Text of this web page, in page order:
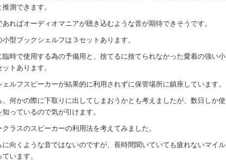
測できます。
ればオーディオマニアが聴き込むような音が期待できそうです。
型ブックシェルフは３セットあります。
時で使用する為の予備用と、捨てるに捨てられなかった愛着の強い小
トあります。
ルフスピーカーが結果的に利用されずに保管場所に鎮座しています。
何かの際に下取りに出してしまおうかとも考えましたが、数日しか使
っているので気が引けます。
ラスのスピーカーの利用法を考えてみました。
向くような音ではないのですが、長時間聞いていても疲れないマイル
います。